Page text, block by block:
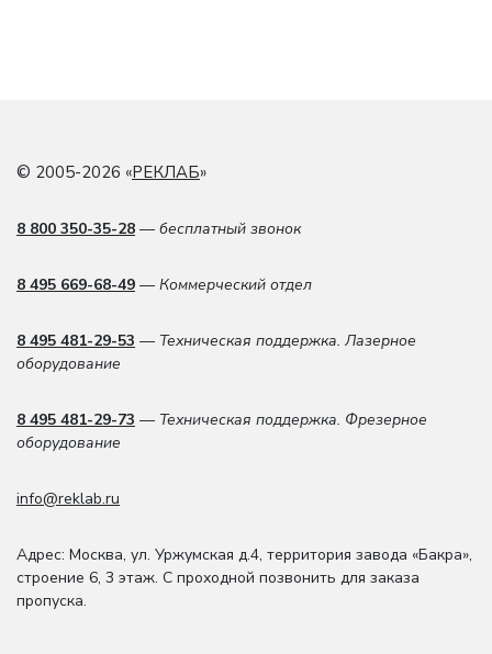
© 2005-2026 «РЕКЛАБ»
8 800 350-35-28 — бесплатный звонок
8 495 669-68-49 — Коммерческий отдел
8 495 481-29-53 — Техническая поддержка. Лазерное
оборудование
8 495 481-29-73 — Техническая поддержка. Фрезерное
оборудование
info@reklab.ru
Адрес: Москва, ул. Уржумская д.4, территория завода «Бакра»,
строение 6, 3 этаж. С проходной позвонить для заказа
пропуска.